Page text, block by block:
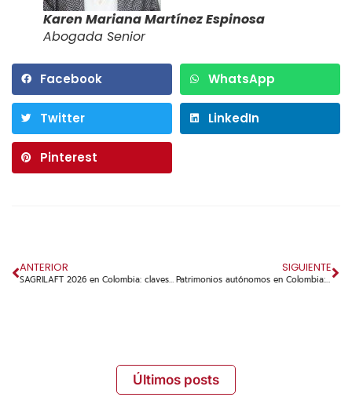
Karen Mariana Martínez Espinosa
Abogada Senior
Facebook WhatsApp
Twitter LinkedIn
Pinterest
ANTERIOR
SAGRILAFT 2026 en Colombia: claves para un cumplimiento efectivo y sostenible
SIGUIENTE
Patrimonios autónomos en Colombia: protección, control y eficiencia para la gestión empresarial
Últimos posts